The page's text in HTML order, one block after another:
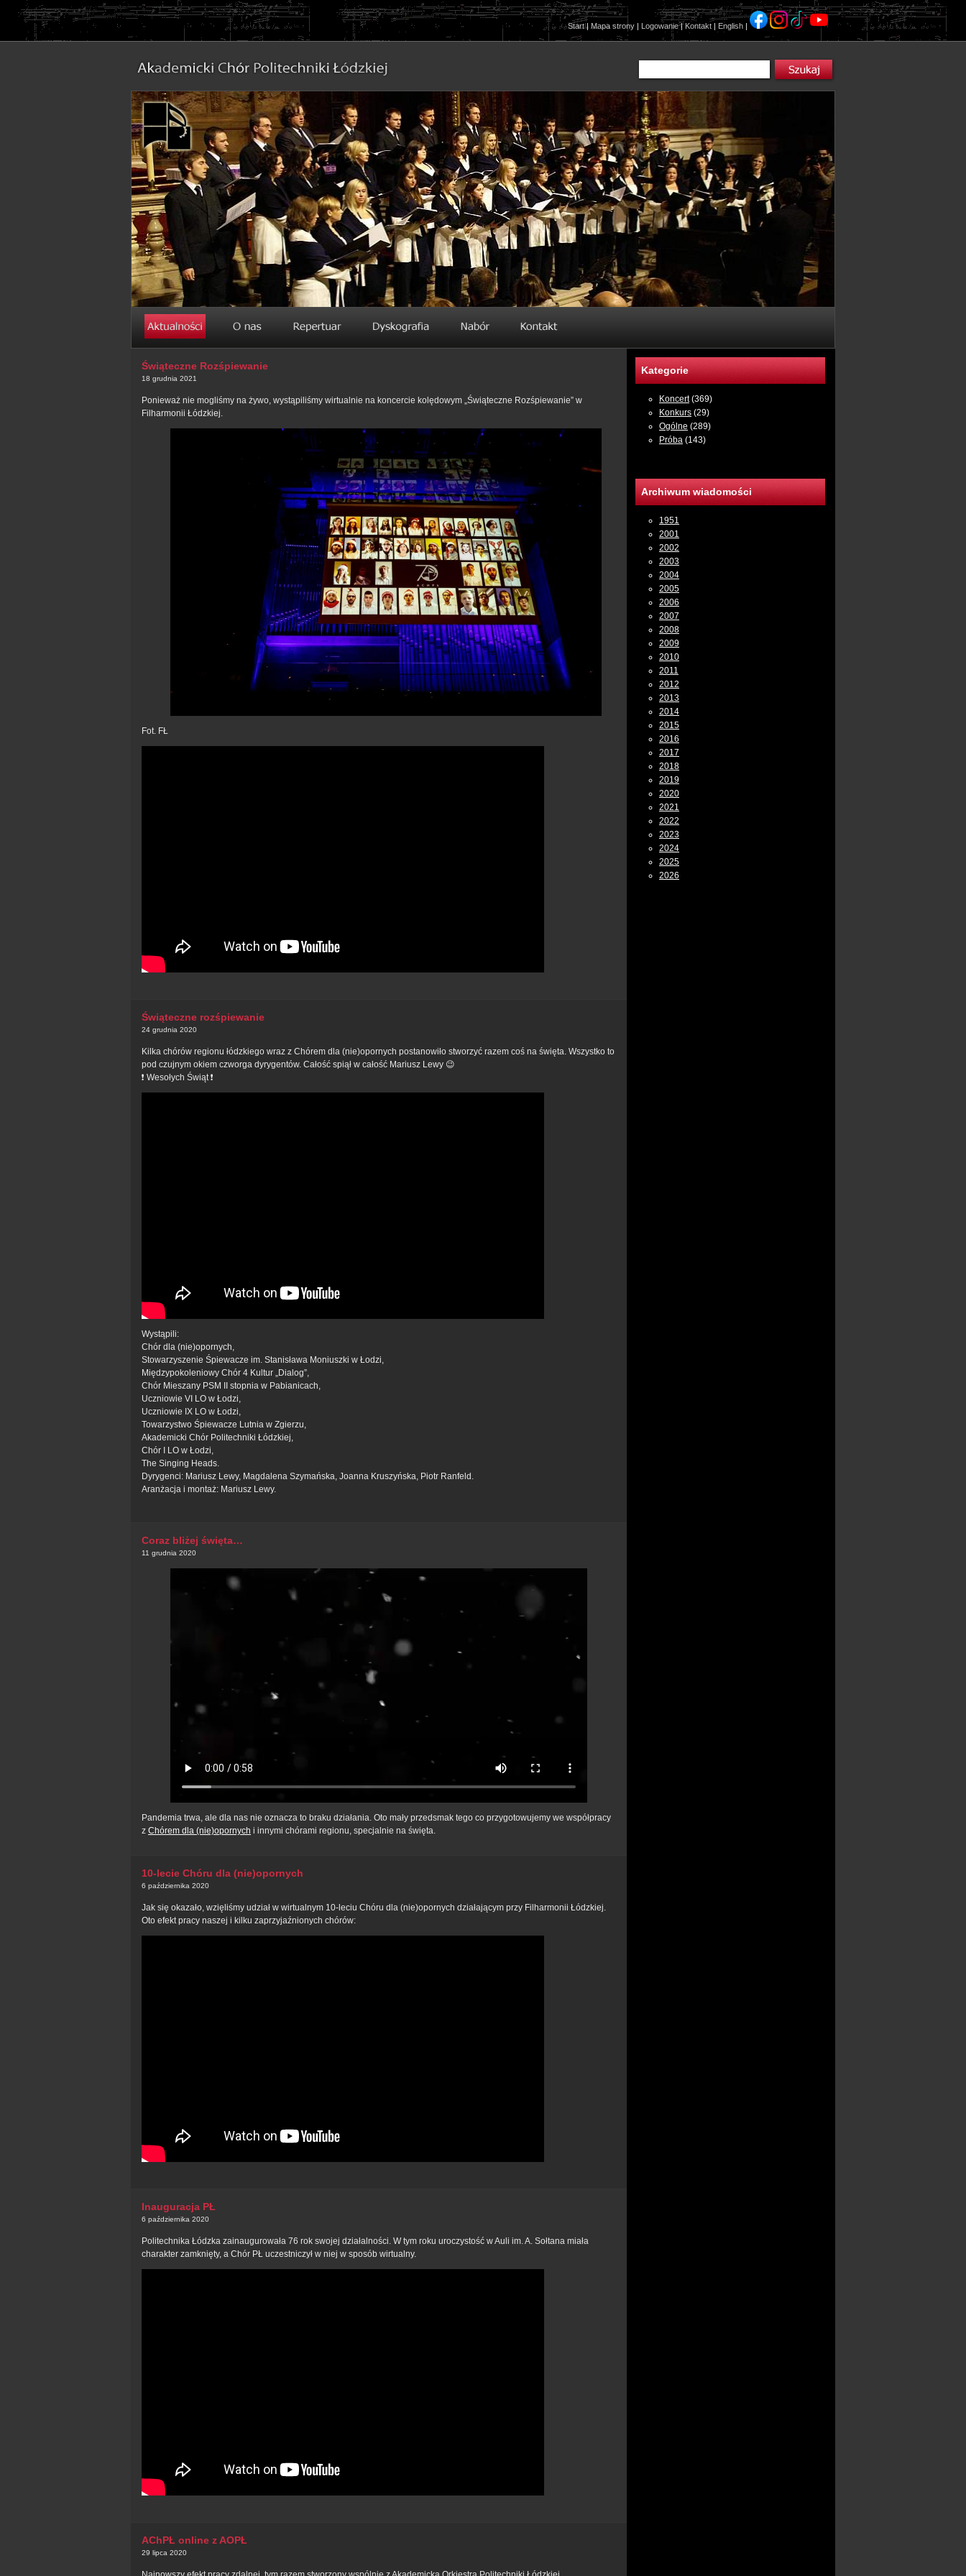
Start| Mapa strony | Logowanie|Kontakt | English |
Świąteczne Rozśpiewanie
18 grudnia 2021
Ponieważ nie mogliśmy na żywo, wystąpiliśmy wirtualnie na koncercie kolędowym „Świąteczne Rozśpiewanie” w
Filharmonii Łódzkiej.
Fot. FŁ
Świąteczne rozśpiewanie
24 grudnia 2020
Kilka chórów regionu łódzkiego wraz z Chórem dla (nie)opornych postanowiło stworzyć razem coś na święta. Wszystko to
pod czujnym okiem czworga dyrygentów. Całość spiął w całość Mariusz Lewy 😉
❗ Wesołych Świąt ❗
Wystąpili:
Chór dla (nie)opornych,
Stowarzyszenie Śpiewacze im. Stanisława Moniuszki w Łodzi,
Międzypokoleniowy Chór 4 Kultur „Dialog”,
Chór Mieszany PSM II stopnia w Pabianicach,
Uczniowie VI LO w Łodzi,
Uczniowie IX LO w Łodzi,
Towarzystwo Śpiewacze Lutnia w Zgierzu,
Akademicki Chór Politechniki Łódzkiej,
Chór I LO w Łodzi,
The Singing Heads.
Dyrygenci: Mariusz Lewy, Magdalena Szymańska, Joanna Kruszyńska, Piotr Ranfeld.
Aranżacja i montaż: Mariusz Lewy.
Coraz bliżej święta…
11 grudnia 2020
Pandemia trwa, ale dla nas nie oznacza to braku działania. Oto mały przedsmak tego co przygotowujemy we współpracy
z Chórem dla (nie)opornych i innymi chórami regionu, specjalnie na święta.
10-lecie Chóru dla (nie)opornych
6 października 2020
Jak się okazało, wzięliśmy udział w wirtualnym 10-leciu Chóru dla (nie)opornych działającym przy Filharmonii Łódzkiej.
Oto efekt pracy naszej i kilku zaprzyjaźnionych chórów:
Inauguracja PŁ
6 października 2020
Politechnika Łódzka zainaugurowała 76 rok swojej działalności. W tym roku uroczystość w Auli im. A. Sołtana miała
charakter zamknięty, a Chór PŁ uczestniczył w niej w sposób wirtualny.
AChPŁ online z AOPŁ
29 lipca 2020
Kategorie
Koncert(369)
Konkurs (29)
Ogólne (289)
Próba (143)
Archiwum wiadomości
1951
2001
2002
2003
2004
2005
2006
2007
2008
2009
2010
2011
2012
2013
2014
2015
2016
2017
2018
2019
2020
2021
2022
2023
2024
2025
2026